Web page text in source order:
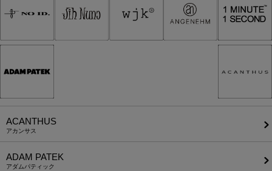
ACANTHUS
アカンサス
ADAM PATEK
アダムパティック